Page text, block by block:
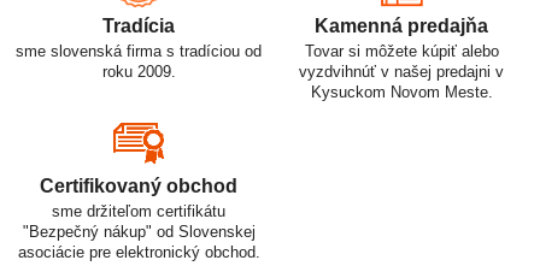
Tradícia
sme slovenská firma s tradíciou od
roku 2009.
Kamenná predajňa
Tovar si môžete kúpiť alebo
vyzdvihnúť v našej predajni v
Kysuckom Novom Meste.
Certifikovaný obchod
sme držiteľom certifikátu
"Bezpečný nákup" od Slovenskej
asociácie pre elektronický obchod.